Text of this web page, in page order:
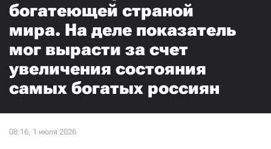
богатеющей страной
мира. На деле показатель
мог вырасти за счет
увеличения состояния
самых богатых россиян